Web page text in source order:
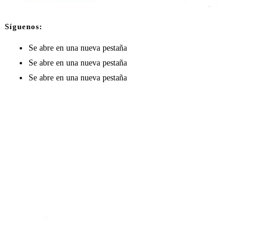
Síguenos:
Se abre en una nueva pestaña
Se abre en una nueva pestaña
Se abre en una nueva pestaña